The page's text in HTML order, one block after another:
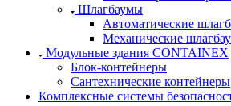
Шлагбаумы
Автоматические
Механические
Модульные здания CONTAINEX
Блок-контейнеры
Сантехнические контейнеры
Комплексные системы